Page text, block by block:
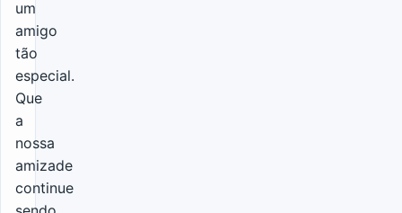
um
amigo
tão
especial.
Que
a
nossa
amizade
continue